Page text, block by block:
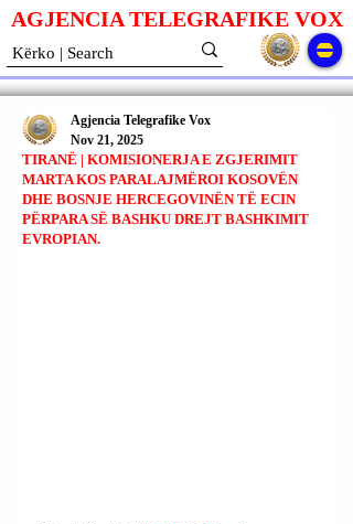
AGJENCIA TELEGRAFIKE VOX
TIRANË | KOMISIONERJA E ZGJERIMIT
MARTA KOS PARALAJMËROI KOSOVËN
DHE BOSNJE HERCEGOVINËN TË ECIN
PËRPARA SË BASHKU DREJT BASHKIMIT
EVROPIAN.
Agjencia Telegrafike Vox
Nov 21, 2025